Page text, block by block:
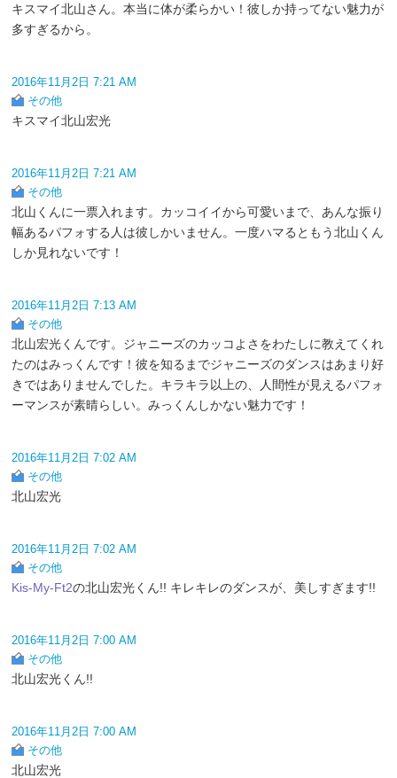
キスマイ北山さん。本当に体が柔らかい！彼しか持ってない魅力が
多すぎるから。
2016年11月2日 7:21 AM
その他
キスマイ北山宏光
2016年11月2日 7:21 AM
その他
北山くんに一票入れます。カッコイイから可愛いまで、あんな振り
幅あるパフォする人は彼しかいません。一度ハマるともう北山くん
しか見れないです！
2016年11月2日 7:13 AM
その他
北山宏光くんです。ジャニーズのカッコよさをわたしに教えてくれ
たのはみっくんです！彼を知るまでジャニーズのダンスはあまり好
きではありませんでした。キラキラ以上の、人間性が見えるパフォ
ーマンスが素晴らしい。みっくんしかない魅力です！
2016年11月2日 7:02 AM
その他
北山宏光
2016年11月2日 7:02 AM
その他
Kis-My-Ft2の北山宏光くん!! キレキレのダンスが、美しすぎます!!
2016年11月2日 7:00 AM
その他
北山宏光くん!!
2016年11月2日 7:00 AM
その他
北山宏光